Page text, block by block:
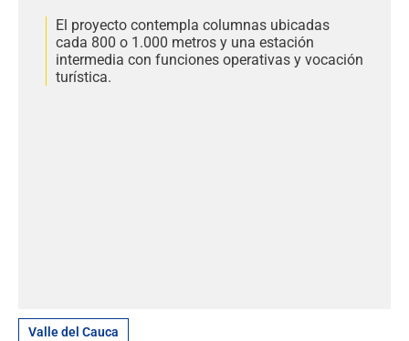
El proyecto contempla columnas ubicadas
cada 800 o 1.000 metros y una estación
intermedia con funciones operativas y vocación
turística.
Valle del Cauca